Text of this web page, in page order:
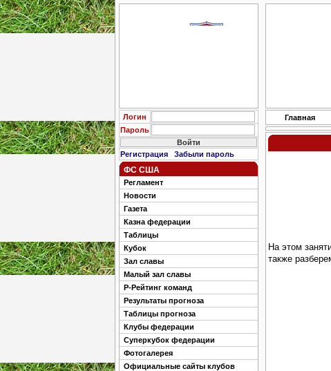
Логин
Пароль
Регистрация Забыли пароль
ФС США
Регламент
Новости
Газета
Казна федерации
Таблицы
Кубок
Зал славы
Малый зал славы
Р-Рейтинг команд
Результаты прогноза
Таблицы прогноза
Клубы федерации
Суперкубок федерации
Фотогалерея
Официальные сайты клубов
Главная
На этом
также